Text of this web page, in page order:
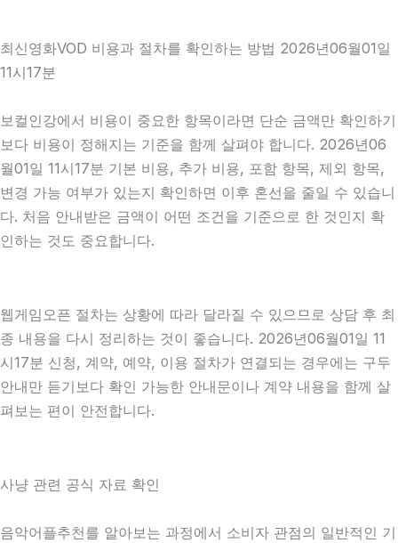
최신영화VOD 비용과 절차를 확인하는 방법 2026년06월01일
11시17분
보컬인강에서 비용이 중요한 항목이라면 단순 금액만 확인하기
보다 비용이 정해지는 기준을 함께 살펴야 합니다. 2026년06
월01일 11시17분 기본 비용, 추가 비용, 포함 항목, 제외 항목,
변경 가능 여부가 있는지 확인하면 이후 혼선을 줄일 수 있습니
다. 처음 안내받은 금액이 어떤 조건을 기준으로 한 것인지 확
인하는 것도 중요합니다.
웹게임오픈 절차는 상황에 따라 달라질 수 있으므로 상담 후 최
종 내용을 다시 정리하는 것이 좋습니다. 2026년06월01일 11
시17분 신청, 계약, 예약, 이용 절차가 연결되는 경우에는 구두
안내만 듣기보다 확인 가능한 안내문이나 계약 내용을 함께 살
펴보는 편이 안전합니다.
사냥 관련 공식 자료 확인
음악어플추천를 알아보는 과정에서 소비자 관점의 일반적인 기